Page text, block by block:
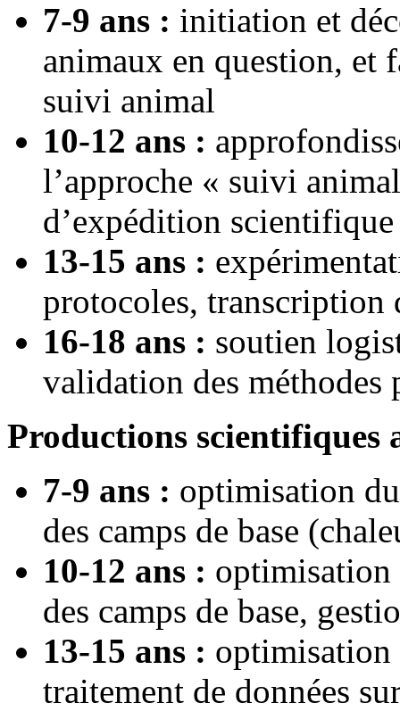
7-9 ans : initiation et
animaux en question, et
suivi animal
10-12 ans :
l’approche « suivi
d’expédition scientifique
13-15 ans :
protocoles, transcription
16-18 ans : soutien
validation des méthodes
Productions scientifiques
7-9 ans : optimisation
des camps de base
10-12 ans : optimisation
des camps de base,
13-15 ans : optimisation
traitement de données